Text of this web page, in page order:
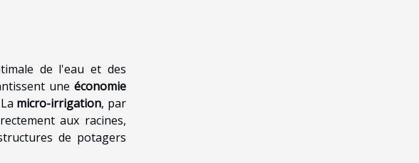
de l'eau et des
une économie
micro-irrigation, par
aux racines,
de potagers